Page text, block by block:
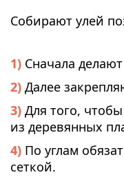
Собирают улей
Сначала
Далее
Для того,
из деревянных
По углам
сеткой.